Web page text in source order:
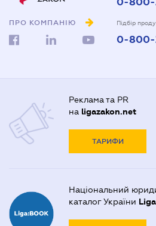
ПРО КОМПАНІЮ Підбір
0-800-
Реклама та PR
на ligazakon.net
ТАРИФИ
Національний
каталог України